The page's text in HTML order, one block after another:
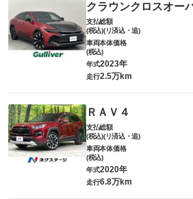
クラウンクロスオー
支払総額
(税込)(リ済込・追)
車両本体価格
(税込)
年式2023年
走行2.5万km
ＲＡＶ４
支払総額
(税込)(リ済込・追)
車両本体価格
(税込)
年式2020年
走行6.8万km